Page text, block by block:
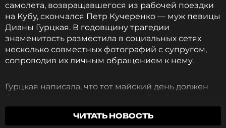
самолета, возвращавшегося из рабочей поездки
на Кубу, скончался Петр Кучеренко — муж певицы
Дианы Гурцкая. В годовщину трагедии
знаменитость разместила в социальных сетях
несколько совместных фотографий с супругом,
сопроводив их личным обращением к нему.
Гурцкая написала, что тот майский день должен
был стать одним из многих в их общей истории,
однако навсегда лишил ее возможности слышать
голос мужа и чувствовать себя по-настоящему
ЧИТАТЬ НОВОСТЬ